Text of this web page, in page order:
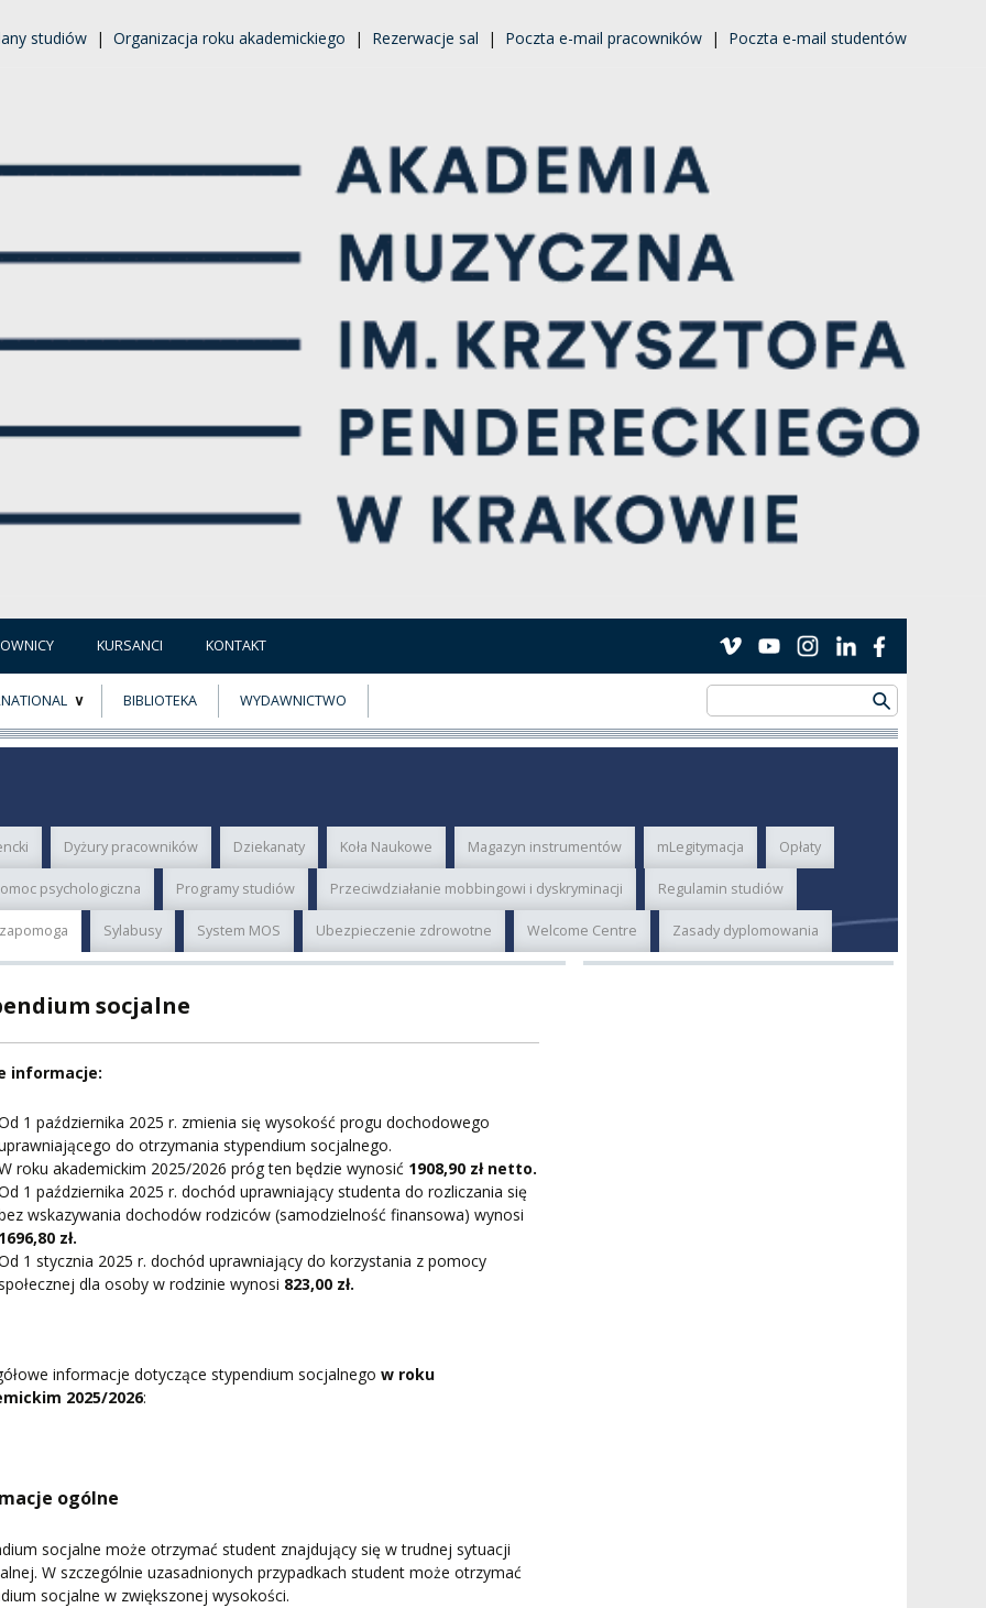
studiów | Organizacja roku akademickiego | Rezerwacje sal | Poczta e-mail pracowników | Poczta e-mail studentów
KURSANCI KONTAKT
BIBLIOTEKA WYDAWNICTWO
Dyżury pracowników Dziekanaty Koła Naukowe Magazyn instrumentów mLegitymacja Opłaty
psychologiczna Programy studiów Przeciwdziałanie mobbingowi i dyskryminacji Regulamin studiów
Sylabusy System MOS Ubezpieczenie zdrowotne Welcome Centre Zasady dyplomowania
socjalne
informacje:
1 października 2025 r. zmienia się wysokość progu dochodowego
do otrzymania stypendium socjalnego.
roku akademickim 2025/2026 próg ten będzie wynosić 1908,90 zł netto.
1 października 2025 r. dochód uprawniający studenta do rozliczania się
wskazywania dochodów rodziców (samodzielność finansowa) wynosi
1696,80 zł.
1 stycznia 2025 r. dochód uprawniający do korzystania z pomocy
dla osoby w rodzinie wynosi 823,00 zł.
informacje dotyczące stypendium socjalnegow roku
2025/2026:
ogólne
socjalne może otrzymać student znajdujący się w trudnej sytuacji
W szczególnie uzasadnionych przypadkach student może otrzymać
socjalne w zwiększonej wysokości.